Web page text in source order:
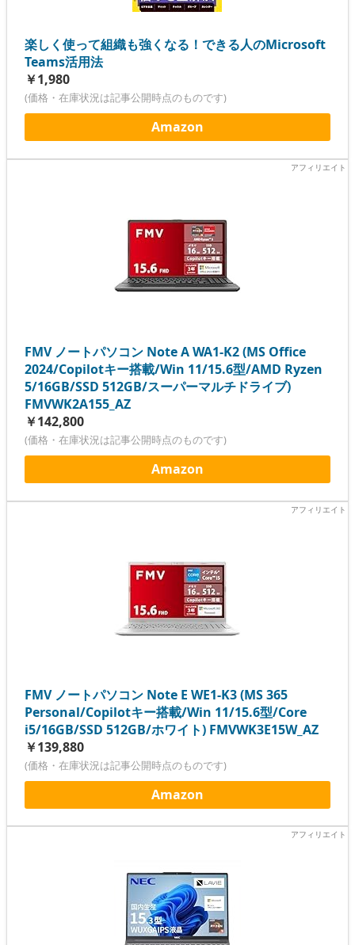
楽しく使って組織も強くなる！できる人のMicrosoft
Teams活用法
￥1,980
(価格・在庫状況は記事公開時点のものです)
Amazon
FMV ノートパソコン Note A WA1-K2 (MS Office
2024/Copilotキー搭載/Win 11/15.6型/AMD Ryzen
5/16GB/SSD 512GB/スーパーマルチドライブ)
FMVWK2A155_AZ
￥142,800
(価格・在庫状況は記事公開時点のものです)
Amazon
FMV ノートパソコン Note E WE1-K3 (MS 365
Personal/Copilotキー搭載/Win 11/15.6型/Core
i5/16GB/SSD 512GB/ホワイト) FMVWK3E15W_AZ
￥139,880
(価格・在庫状況は記事公開時点のものです)
Amazon